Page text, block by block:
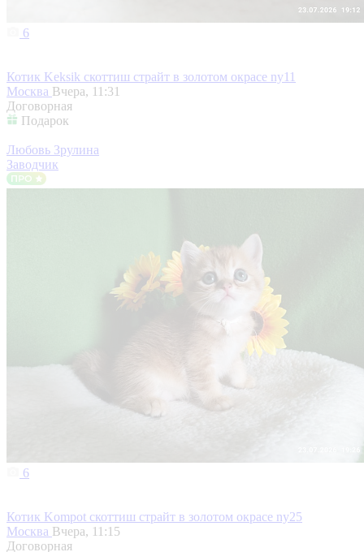
6
Котик Keksik скоттиш страйт в золотом окрасе ny11
Москва Вчера, 11:31
Договорная
Подарок
Любовь Зрулина
Заводчик
6
Котик Kompot скоттиш страйт в золотом окрасе ny25
Москва Вчера, 11:15
Договорная